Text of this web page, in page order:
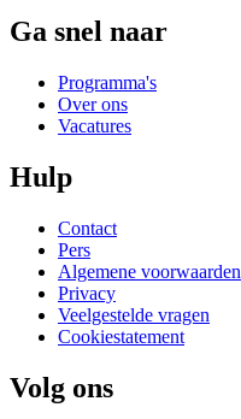
Ga snel naar
Programma's
Over ons
Vacatures
Hulp
Contact
Pers
Algemene voorwaarden
Privacy
Veelgestelde vragen
Cookiestatement
Volg ons